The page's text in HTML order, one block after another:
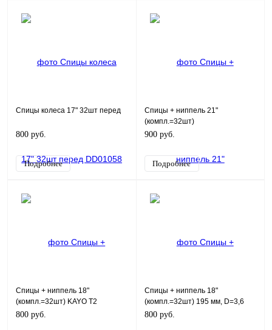
Спицы колеса 17" 32шт перед
800 руб.
Подробнее
Спицы + ниппель 21"
(компл.=32шт)
900 руб.
Подробнее
Спицы + ниппель 18"
(компл.=32шт) KAYO T2
800 руб.
Спицы + ниппель 18"
(компл.=32шт) 195 мм, D=3,6
мм, ступица 6 болтов
800 руб.